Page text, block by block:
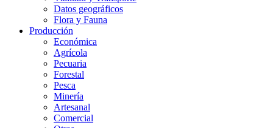
Datos geográficos
Flora y Fauna
Producción
Económica
Agrícola
Pecuaria
Forestal
Pesca
Minería
Artesanal
Comercial